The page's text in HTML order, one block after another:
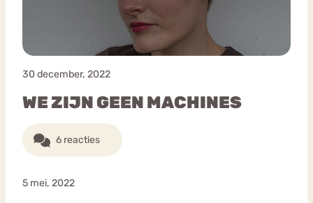
30 december, 2022
WE ZIJN GEEN MACHINES
6 reacties
5 mei, 2022